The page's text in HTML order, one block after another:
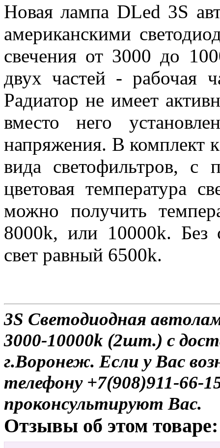
Новая лампа DLed 3S
американскими
свечения от 3000 до
двух частей - рабочая
Радиатор не имеет
вместо него
напряжения. В комплект
вида светофильтров,
цветовая температура
можно получить
8000k, или 10000k. Без
свет равный 6500k.
3S Светодиодная
3000-10000k (2шт.) с
г.Воронеж. Если у Вас
телефону +7(908)911-
проконсультируют Вас.
Отзывы об этом товаре: